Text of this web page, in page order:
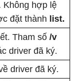
Không hợp lệ
đặt thành list.
Tham số /v
driver đã ký.
driver đã ký.